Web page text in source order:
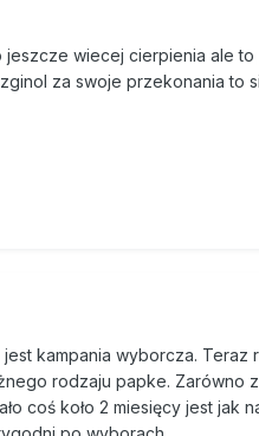
jeszcze wiecej cierpienia ale
za swoje przekonania to
kampania wyborcza.
rodzaju papke. Zarówno
coś koło 2 miesięcy jest jak